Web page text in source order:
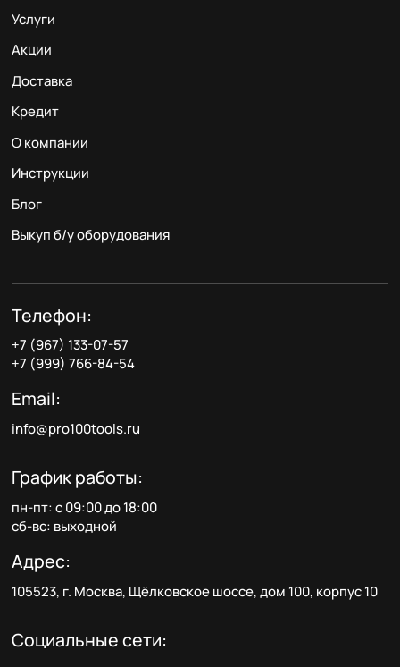
Услуги
Акции
Доставка
Кредит
О компании
Инструкции
Блог
Выкуп б/у оборудования
Телефон:
+7 (967) 133-07-57
+7 (999) 766-84-54
Email:
info@pro100tools.ru
График работы:
пн-пт: с 09:00 до 18:00
сб-вс: выходной
Адрес:
105523, г. Москва, Щёлковское шоссе, дом 100, корпус 10
Социальные сети: